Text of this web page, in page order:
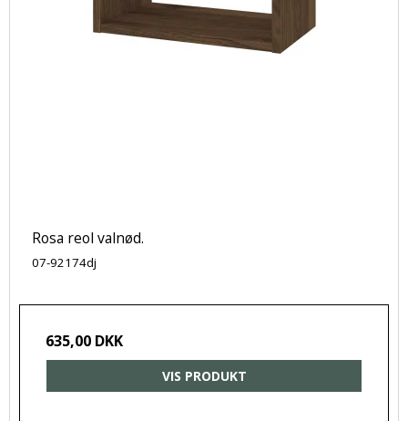
Rosa reol valnød.
07-92174dj
635,00 DKK
VIS PRODUKT